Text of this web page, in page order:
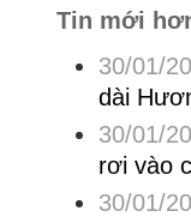
Tin mới
30/01/
dài
30/01/
rơi vào
30/01/